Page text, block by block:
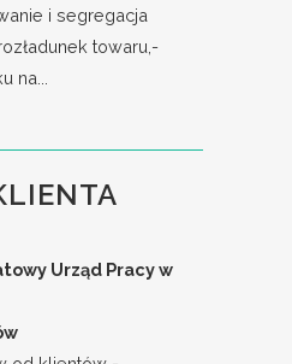
i segregacja
towaru,-
na...
Urząd Pracy w